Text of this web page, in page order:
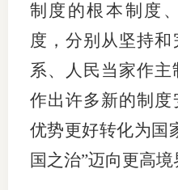
制度的根本制度
度，分别从坚持
系、人民当家作
作出许多新的制
优势更好转化为国
国之治”迈向更高境